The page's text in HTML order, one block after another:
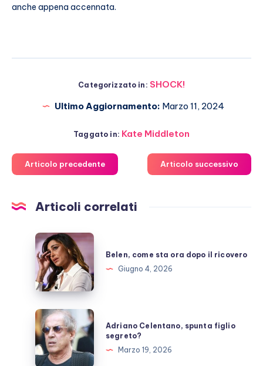
anche appena accennata.
Categorizzato in: SHOCK!
Ultimo Aggiornamento: Marzo 11, 2024
Taggato in: Kate Middleton
Articolo precedente Articolo successivo
Articoli correlati
Belen,
come
sta
ora
dopo
il
ricovero
Belen, come sta ora dopo il ricovero
Giugno 4, 2026
Adriano
Celentano,
spunta
figlio
Adriano Celentano, spunta figlio
segreto?
Marzo 19, 2026